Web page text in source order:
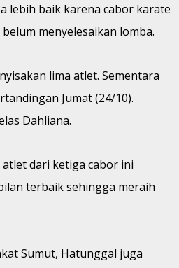
lebih baik karena cabor karate
menyelesaikan lomba.
lima atlet. Sementara
Jumat (24/10).
Dahliana.
dari ketiga cabor ini
terbaik sehingga meraih
Sumut, Hatunggal juga